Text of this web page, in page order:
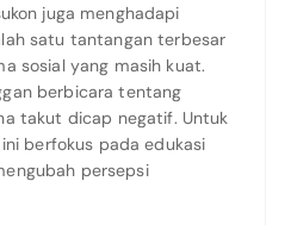
juga menghadapi
satu tantangan terbesar
sosial yang masih kuat.
berbicara tentang
takut dicap negatif. Untuk
berfokus pada edukasi
persepsi